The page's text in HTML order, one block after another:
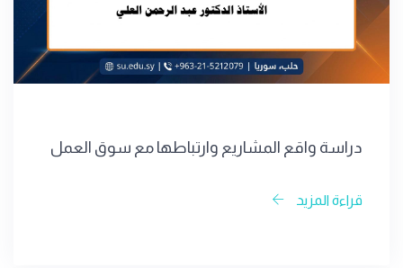
دراسة واقع المشاريع وارتباطها مع سوق العمل
قراءة المزيد